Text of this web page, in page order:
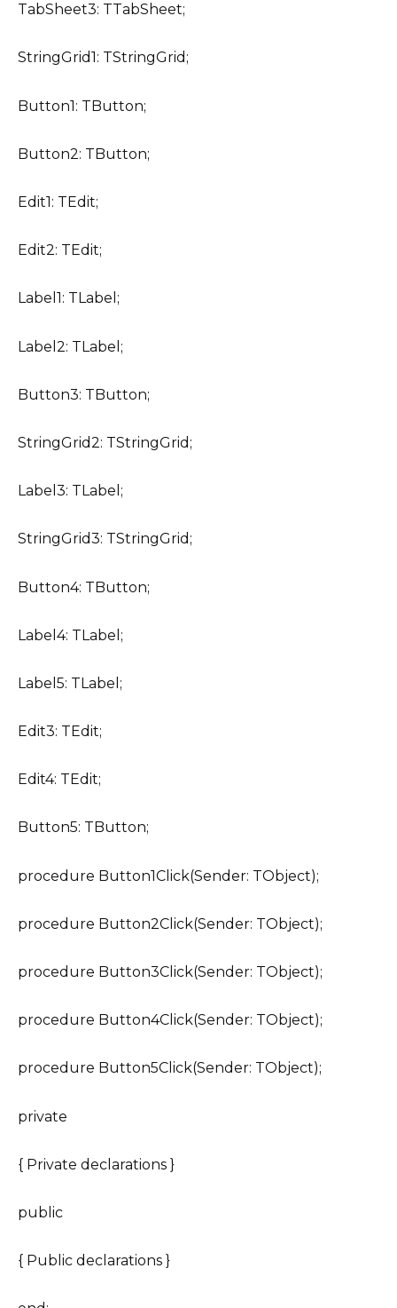
TabSheet3: TTabSheet;
StringGrid1: TStringGrid;
Button1: TButton;
Button2: TButton;
Edit1: TEdit;
Edit2: TEdit;
Label1: TLabel;
Label2: TLabel;
Button3: TButton;
StringGrid2: TStringGrid;
Label3: TLabel;
StringGrid3: TStringGrid;
Button4: TButton;
Label4: TLabel;
Label5: TLabel;
Edit3: TEdit;
Edit4: TEdit;
Button5: TButton;
procedure Button1Click(Sender: TObject);
procedure Button2Click(Sender: TObject);
procedure Button3Click(Sender: TObject);
procedure Button4Click(Sender: TObject);
procedure Button5Click(Sender: TObject);
private
{ Private declarations }
public
{ Public declarations }